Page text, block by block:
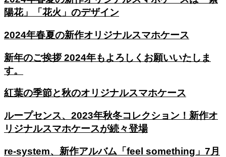
陽花」「花火」のデザイン
2024年春夏の新作オリジナルスマホケース
新年のご挨拶 2024年もよろしくお願いいたしま
す。
紅葉の季節と秋のオリジナルスマホケース
ループセンス、2023年秋冬コレクション！新作オ
リジナルスマホケースが続々登場
re-system、新作アルバム「feel something」7月